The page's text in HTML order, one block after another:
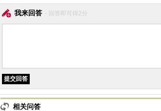
我来回答 - 回答即可得2分
相关问答